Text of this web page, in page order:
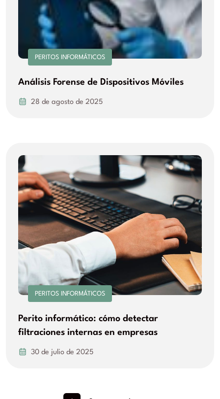
PERITOS INFORMÁTICOS
Análisis Forense de Dispositivos Móviles
28 de agosto de 2025
PERITOS INFORMÁTICOS
Perito informático: cómo detectar
filtraciones internas en empresas
30 de julio de 2025